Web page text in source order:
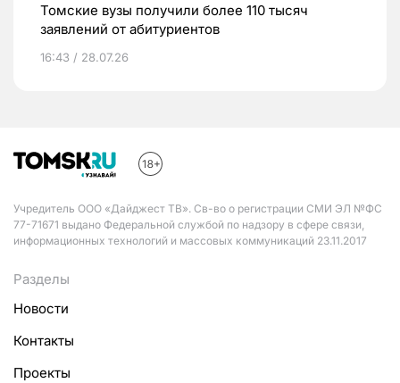
Томские вузы получили более 110 тысяч
заявлений от абитуриентов
16:43 / 28.07.26
Учредитель ООО «Дайджест ТВ». Св-во о регистрации СМИ ЭЛ №ФС
77-71671 выдано Федеральной службой по надзору в сфере связи,
информационных технологий и массовых коммуникаций 23.11.2017
Разделы
Новости
Контакты
Проекты